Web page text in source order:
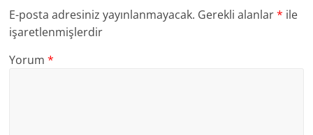
E-posta adresiniz yayınlanmayacak. Gerekli alanlar* ile
işaretlenmişlerdir
Yorum*